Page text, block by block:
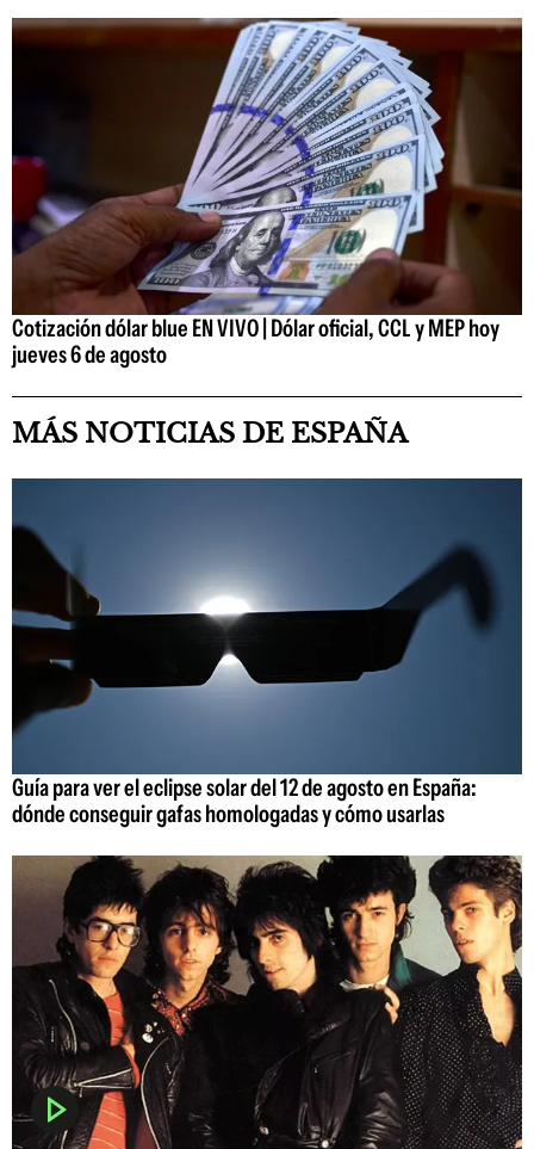
Cotización dólar blue EN VIVO | Dólar oficial, CCL y MEP hoy
jueves 6 de agosto
MÁS NOTICIAS DE ESPAÑA
Guía para ver el eclipse solar del 12 de agosto en España:
dónde conseguir gafas homologadas y cómo usarlas